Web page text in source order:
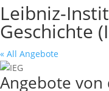
Leibniz-
Geschichte
« All Angebote
Angebote